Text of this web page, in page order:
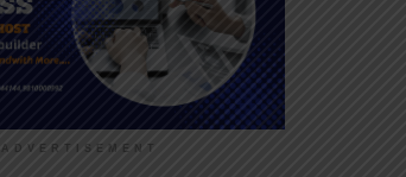
ADVERTISEMENT